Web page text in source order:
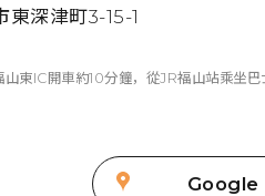
東深津町3-15-1
東IC開車約10分鐘，從JR福山站乘坐
Google